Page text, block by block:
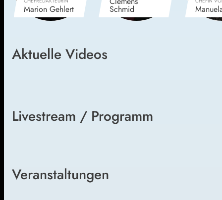
Marion Gehlert Schmid
Aktuelle Videos
Livestream / Programm
Veranstaltungen